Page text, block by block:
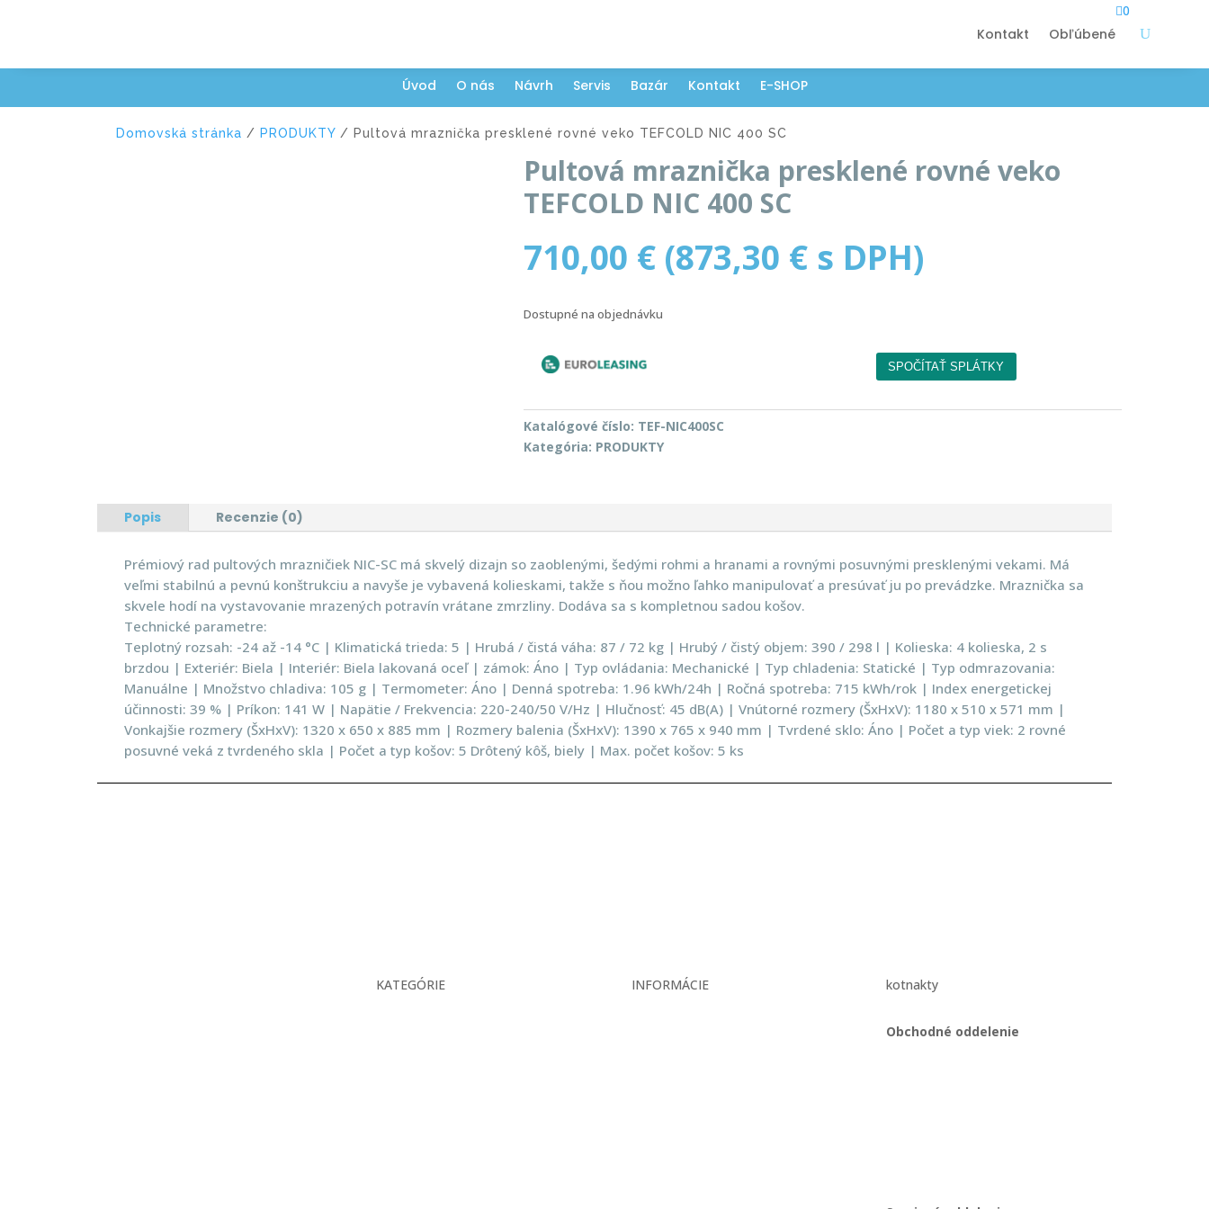
Kontakt Obľúbené
0
Úvod O nás Návrh Servis Bazár Kontakt E-SHOP
Domovská stránka /PRODUKTY / Pultová mraznička presklené rovné veko TEFCOLD NIC 400 SC
Pultová mraznička presklené rovné veko
TEFCOLD NIC 400 SC
710,00 € (873,30 € s DPH)
Dostupné na objednávku
Katalógové číslo: TEF-NIC400SC
Kategória: PRODUKTY
Popis Recenzie (0)
Prémiový rad pultových mrazničiek NIC-SC má skvelý dizajn so zaoblenými, šedými rohmi a hranami a rovnými posuvnými presklenými vekami. Má
veľmi stabilnú a pevnú konštrukciu a navyše je vybavená kolieskami, takže s ňou možno ľahko manipulovať a presúvať ju po prevádzke. Mraznička sa
skvele hodí na vystavovanie mrazených potravín vrátane zmrzliny. Dodáva sa s kompletnou sadou košov.
Technické parametre:
Teplotný rozsah: -24 až -14 °C | Klimatická trieda: 5 | Hrubá / čistá váha: 87 / 72 kg | Hrubý / čistý objem: 390 / 298 l | Kolieska: 4 kolieska, 2 s
brzdou | Exteriér: Biela | Interiér: Biela lakovaná oceľ | zámok: Áno | Typ ovládania: Mechanické | Typ chladenia: Statické | Typ odmrazovania:
Manuálne | Množstvo chladiva: 105 g | Termometer: Áno | Denná spotreba: 1.96 kWh/24h | Ročná spotreba: 715 kWh/rok | Index energetickej
účinnosti: 39 % | Príkon: 141 W | Napätie / Frekvencia: 220-240/50 V/Hz | Hlučnosť: 45 dB(A) | Vnútorné rozmery (ŠxHxV): 1180 x 510 x 571 mm |
Vonkajšie rozmery (ŠxHxV): 1320 x 650 x 885 mm | Rozmery balenia (ŠxHxV): 1390 x 765 x 940 mm | Tvrdené sklo: Áno | Počet a typ viek: 2 rovné
posuvné veká z tvrdeného skla | Počet a typ košov: 5 Drôtený kôš, biely | Max. počet košov: 5 ks
KATEGÓRIE INFORMÁCIE kotnakty
Obchodné oddelenie